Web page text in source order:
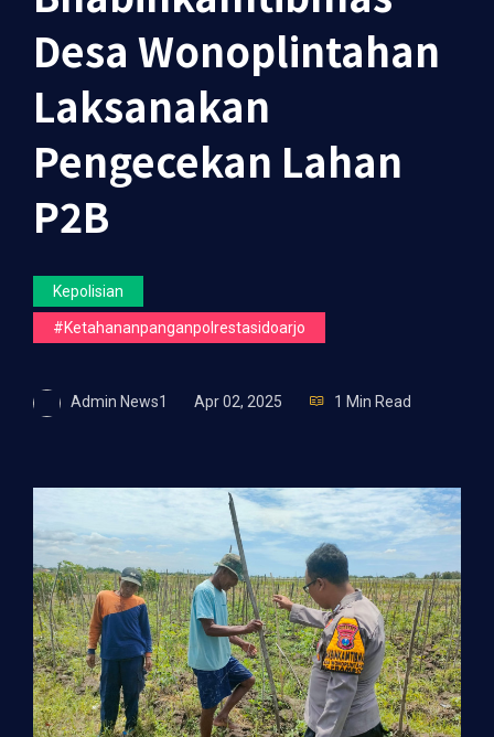
Desa Wonoplintahan
Laksanakan
Pengecekan Lahan
P2B
Kepolisian
#ketahananpanganpolrestasidoarjo
Admin News1 Apr 02, 2025 1 Min Read